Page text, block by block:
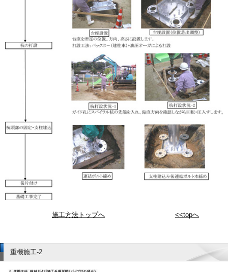
施工方法トップへ <<topへ
重機施工-2